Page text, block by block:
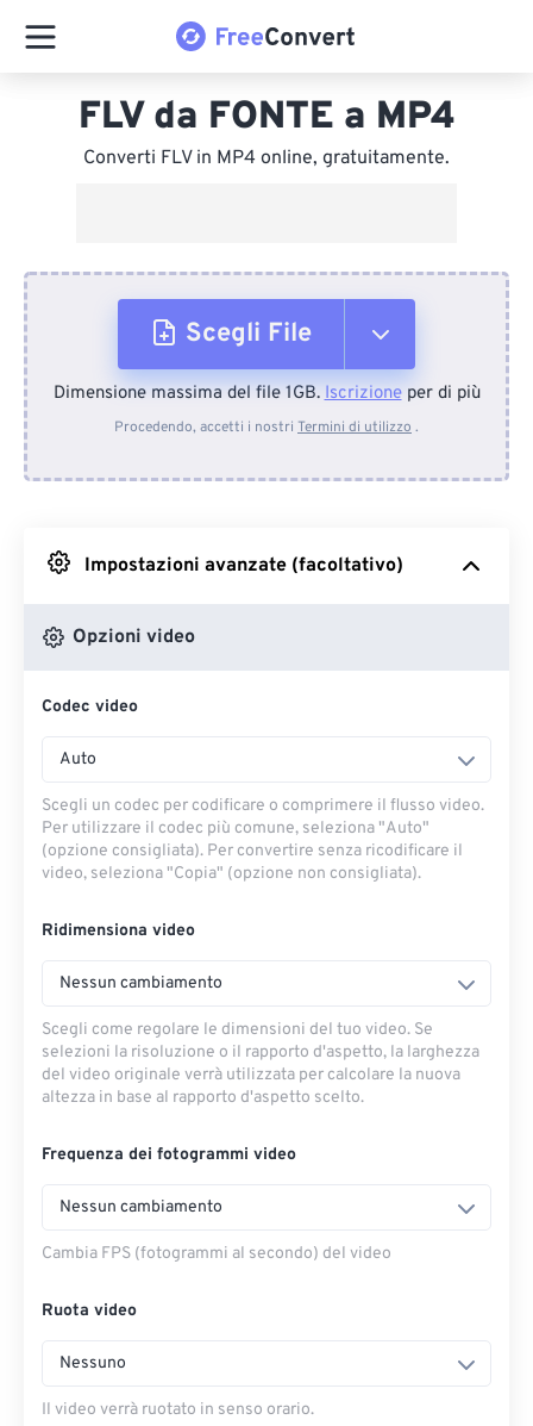
FLV da FONTE a MP4
Converti FLV in MP4 online, gratuitamente.
Scegli File
Dal dispositivo
Da Google Drive
Dimensione massima del file 1GB.Iscrizioneper di più
Procedendo, accetti i nostri Termini di utilizzo .
Impostazioni avanzate (facoltativo)
Opzioni video
Codec video
Auto
Scegli un codec per codificare o comprimere il flusso video.
Per utilizzare il codec più comune, seleziona "Auto"
(opzione consigliata). Per convertire senza ricodificare il
video, seleziona "Copia" (opzione non consigliata).
Ridimensiona video
Nessun cambiamento
Scegli come regolare le dimensioni del tuo video. Se
selezioni la risoluzione o il rapporto d'aspetto, la larghezza
del video originale verrà utilizzata per calcolare la nuova
altezza in base al rapporto d'aspetto scelto.
Frequenza dei fotogrammi video
Nessun cambiamento
Cambia FPS (fotogrammi al secondo) del video
Ruota video
Nessuno
Il video verrà ruotato in senso orario.